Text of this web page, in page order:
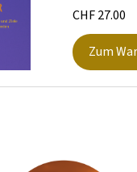
CHF27.00
Zum